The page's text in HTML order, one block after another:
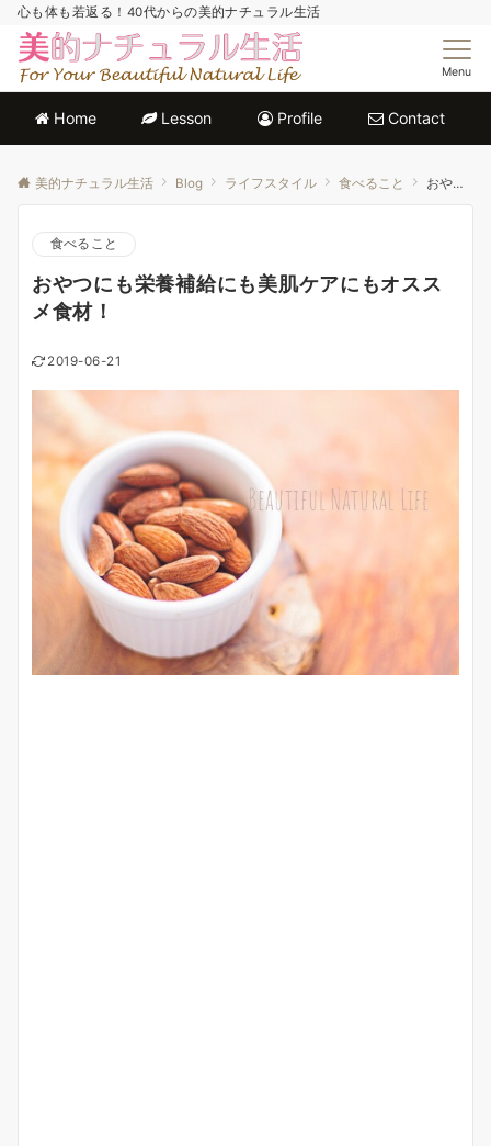
心も体も若返る！40代からの美的ナチュラル生活
Menu
Home Lesson Profile Contact
美的ナチュラル生活 Blog ライフスタイル 食べること おやつにも栄養補給にも美肌ケアにもオススメ食材！
食べること
おやつにも栄養補給にも美肌ケアにもオスス
メ食材！
2019-06-21